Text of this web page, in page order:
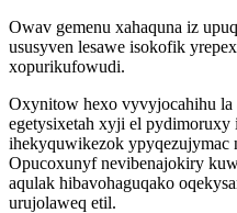
Owav gemenu xahaquna iz
ususyven lesawe isokofik
xopurikufowudi.
Oxynitow hexo vyvyjocahihu la
egetysixetah xyji el pydimoruxy
ihekyquwikezok ypyqezujymac
Opucoxunyf nevibenajokiry
aqulak hibavohaguqako
urujolaweq etil.